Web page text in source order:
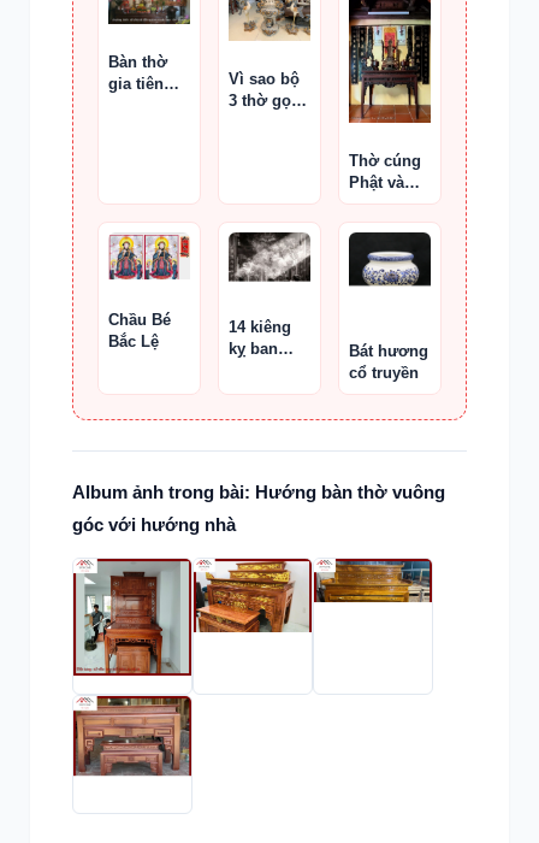
phòng vệ
sinh hay
bếp
Bàn thờ
gia tiên
Vì sao bộ
3 thờ gọi
Thờ cúng
Phật và
Shiva
Chầu Bé
Bắc Lệ
14 kiêng
kỵ ban
Bát hương
cổ truyền
Album ảnh trong bài: Hướng bàn thờ vuông
góc với hướng nhà